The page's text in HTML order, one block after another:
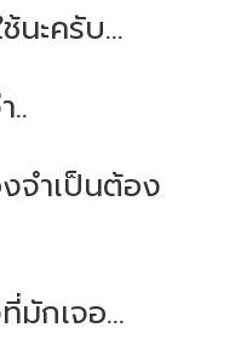
นะครับ...
..
จำเป็นต้อง
กเจอ...